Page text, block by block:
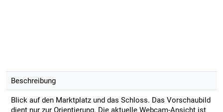
Beschreibung
Blick auf den Marktplatz und das Schloss. Das Vorschaubild
dient nur zur Orientierung. Die aktuelle Webcam-Ansicht ist